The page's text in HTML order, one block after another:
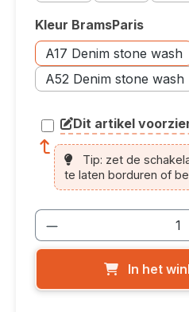
Selecteer
Kleur BramsParis
A17 Denim stone wash
Kleuroptie: A17 Denim
A52 Denim stone wash
Kleuroptie: A52 Denim
Dit artikel
Tip: zet de
te laten borduren of
In het